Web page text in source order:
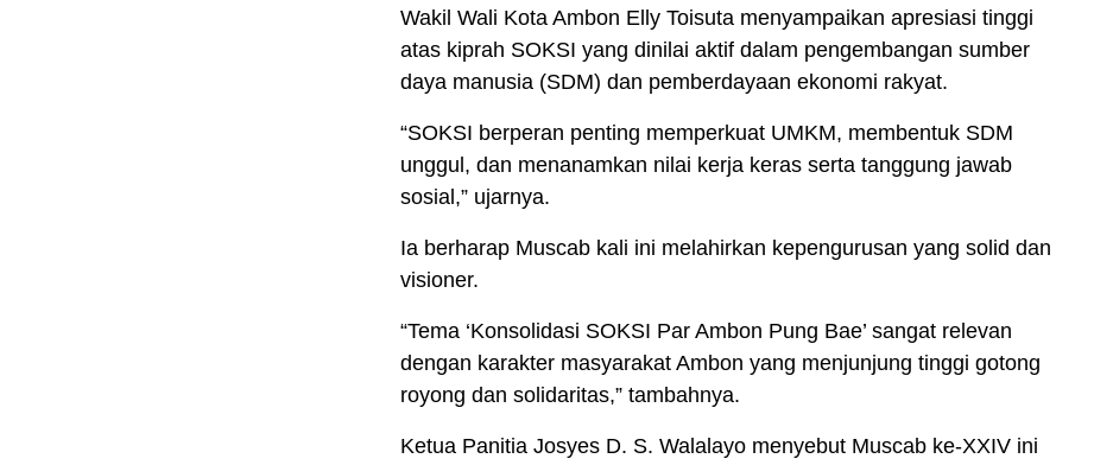
Wakil Wali Kota Ambon Elly Toisuta menyampaikan apresiasi tinggi
atas kiprah SOKSI yang dinilai aktif dalam pengembangan sumber
daya manusia (SDM) dan pemberdayaan ekonomi rakyat.
“SOKSI berperan penting memperkuat UMKM, membentuk SDM
unggul, dan menanamkan nilai kerja keras serta tanggung jawab
sosial,” ujarnya.
Ia berharap Muscab kali ini melahirkan kepengurusan yang solid dan
visioner.
“Tema ‘Konsolidasi SOKSI Par Ambon Pung Bae’ sangat relevan
dengan karakter masyarakat Ambon yang menjunjung tinggi gotong
royong dan solidaritas,” tambahnya.
Ketua Panitia Josyes D. S. Walalayo menyebut Muscab ke-XXIV ini